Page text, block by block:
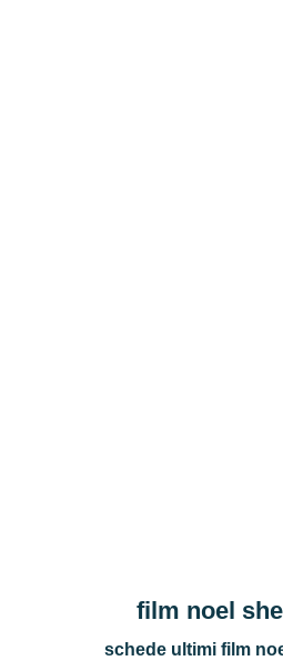
film noel
schede ultimi film